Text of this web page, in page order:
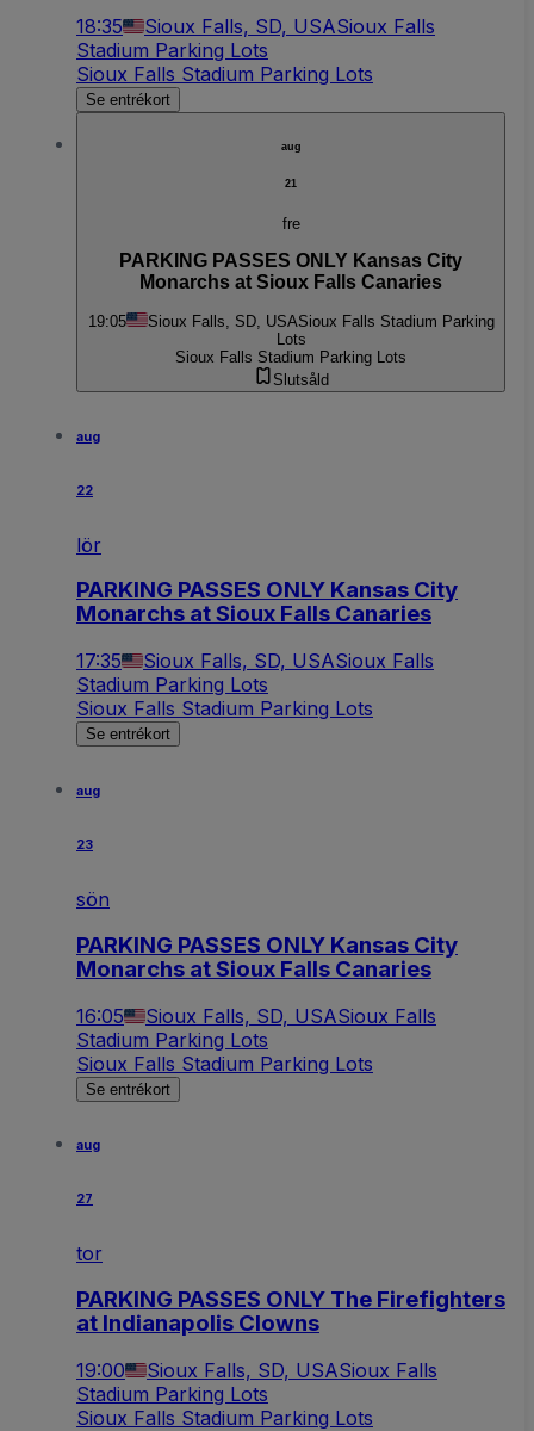
18:35 Sioux Falls, SD, USASioux Falls
Stadium Parking Lots
Sioux Falls Stadium Parking Lots
Se entrékort
aug
21
fre
PARKING PASSES ONLY Kansas City
Monarchs at Sioux Falls Canaries
19:05 Sioux Falls, SD, USASioux Falls Stadium Parking
Lots
Sioux Falls Stadium Parking Lots
Slutsåld
aug
22
lör
PARKING PASSES ONLY Kansas City
Monarchs at Sioux Falls Canaries
17:35 Sioux Falls, SD, USASioux Falls
Stadium Parking Lots
Sioux Falls Stadium Parking Lots
Se entrékort
aug
23
sön
PARKING PASSES ONLY Kansas City
Monarchs at Sioux Falls Canaries
16:05 Sioux Falls, SD, USASioux Falls
Stadium Parking Lots
Sioux Falls Stadium Parking Lots
Se entrékort
aug
27
tor
PARKING PASSES ONLY The Firefighters
at Indianapolis Clowns
19:00 Sioux Falls, SD, USASioux Falls
Stadium Parking Lots
Sioux Falls Stadium Parking Lots